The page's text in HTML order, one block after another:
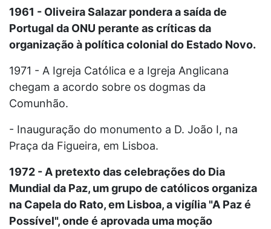
1961 - Oliveira Salazar pondera a saída de
Portugal da ONU perante as críticas da
organização à política colonial do Estado Novo.
1971 - A Igreja Católica e a Igreja Anglicana
chegam a acordo sobre os dogmas da
Comunhão.
- Inauguração do monumento a D. João I, na
Praça da Figueira, em Lisboa.
1972 - A pretexto das celebrações do Dia
Mundial da Paz, um grupo de católicos organiza
na Capela do Rato, em Lisboa, a vigília "A Paz é
Possível", onde é aprovada uma moção